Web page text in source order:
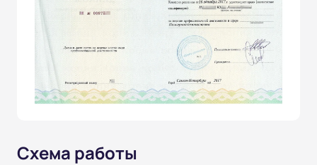
Схема работы